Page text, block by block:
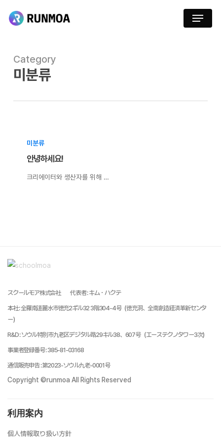
Menu
Category
미분류
미분류
안녕하세요!
크리에이터와 생산자를 위해 …
スクールモア株式会社 代表者:キム・ハクテ
本社:全羅南道麗水市徳充2ギル32 3階304-4号（徳充洞、全南創造経済革新センタ
ー）
R&D:ソウル特別市九老区デジタル路29キル38、607号（エーステクノタワー3次）
事業者登録番号:385-81-03168
通信販売申告:第2023-ソウル九老-0001号
Copyright ©runmoa All Rights Reserved
利用案内
個人情報取り扱い方針